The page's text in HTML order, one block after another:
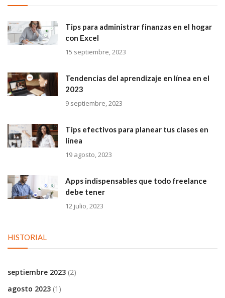
Tips para administrar finanzas en el hogar
con Excel
15 septiembre, 2023
Tendencias del aprendizaje en línea en el
2023
9 septiembre, 2023
Tips efectivos para planear tus clases en
línea
19 agosto, 2023
Apps indispensables que todo freelance
debe tener
12 julio, 2023
HISTORIAL
septiembre 2023 (2)
agosto 2023 (1)